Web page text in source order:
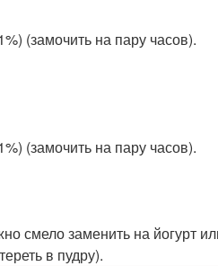
(замочить на пару часов).
(замочить на пару часов).
смело заменить на йогурт
в пудру).